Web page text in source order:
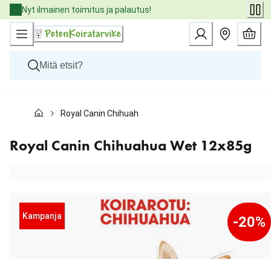
Skip
to
Content
Nyt ilmainen toimitus ja palautus!
Kissat
Eläinlääkäriruoat
Tuotemerkit
Royal Canin Chihuahua Wet 12x85g
Royal Canin Chihuahua Wet 12x85g
Kampanja -20%